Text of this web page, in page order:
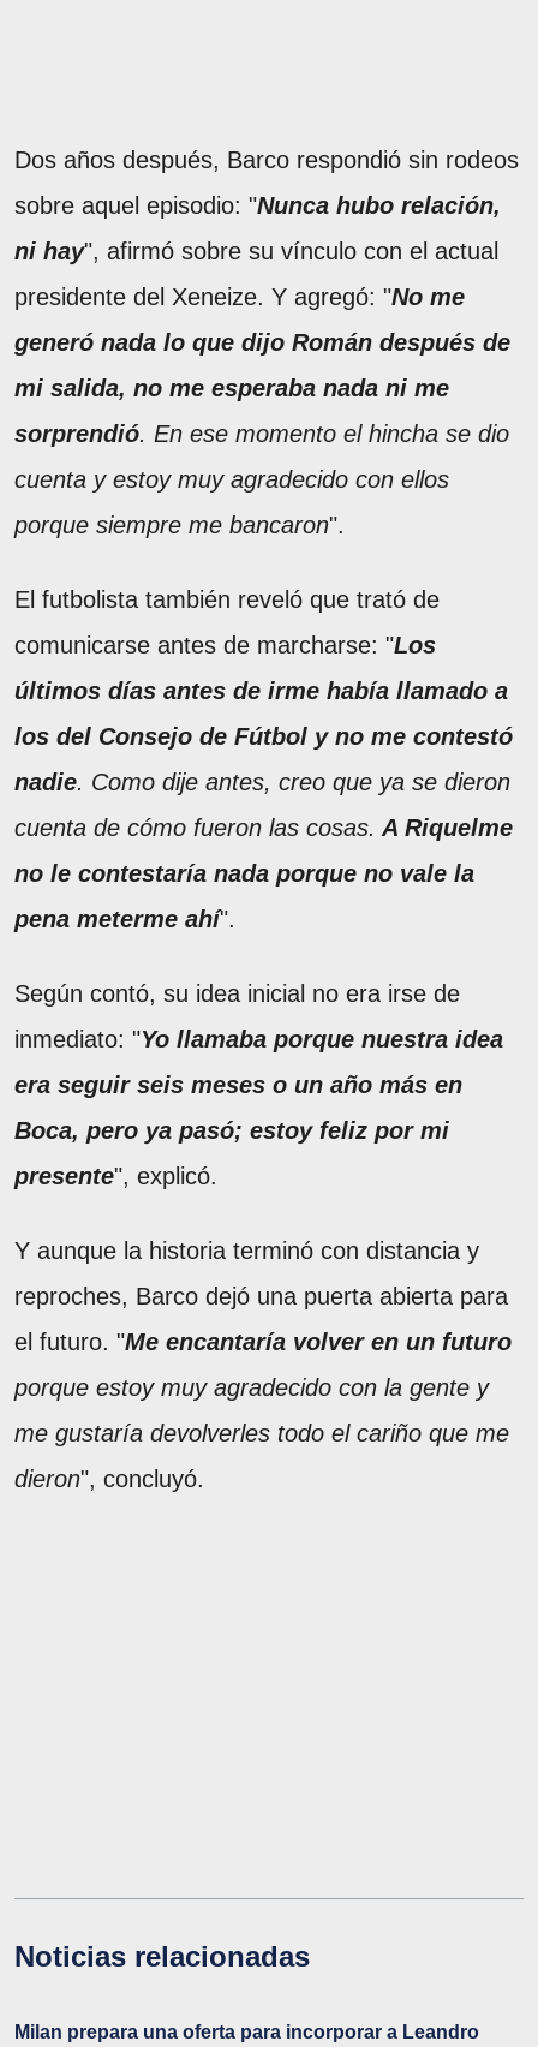
Dos años después, Barco respondió sin rodeos
sobre aquel episodio: "Nunca hubo relación,
ni hay", afirmó sobre su vínculo con el actual
presidente del Xeneize. Y agregó: "No me
generó nada lo que dijo Román después de
mi salida, no me esperaba nada ni me
sorprendió. En ese momento el hincha se dio
cuenta y estoy muy agradecido con ellos
porque siempre me bancaron".
El futbolista también reveló que trató de
comunicarse antes de marcharse: "Los
últimos días antes de irme había llamado a
los del Consejo de Fútbol y no me contestó
nadie. Como dije antes, creo que ya se dieron
cuenta de cómo fueron las cosas. A Riquelme
no le contestaría nada porque no vale la
pena meterme ahí".
Según contó, su idea inicial no era irse de
inmediato: "Yo llamaba porque nuestra idea
era seguir seis meses o un año más en
Boca, pero ya pasó; estoy feliz por mi
presente", explicó.
Y aunque la historia terminó con distancia y
reproches, Barco dejó una puerta abierta para
el futuro. "Me encantaría volver en un futuro
porque estoy muy agradecido con la gente y
me gustaría devolverles todo el cariño que me
dieron", concluyó.
Noticias relacionadas
Milan prepara una oferta para incorporar a Leandro